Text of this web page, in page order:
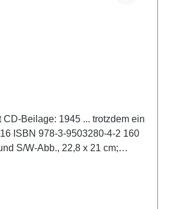
CD-Beilage: 1945 ... trotzdem ein
ISBN 978-3-9503280-4-2 160
S/W-Abb., 22,8 x 21 cm;